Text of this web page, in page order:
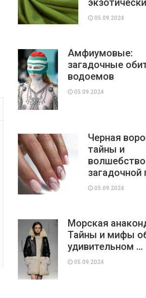
05.09.2024
Амфиумовые:
загадочные
водоемов
05.09.2024
Черная
тайны и
волшебство
загадочной
05.09.2024
Морская
Тайны и мифы
удивительном …
05.09.2024